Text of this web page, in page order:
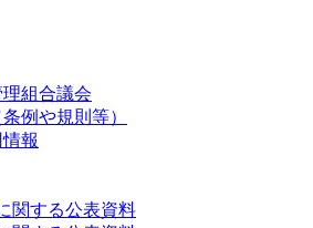
組合議会
例や規則等）
報
関する公表資料